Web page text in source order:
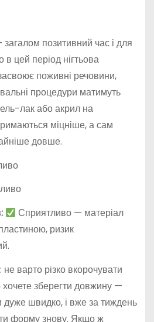
позитивний час і для
в цей період нігтьова
поживні речовини,
процедури матимуть
лак або акрил на
міцніше, а сам
довше.
Сприятливо — матеріал
ризик
варто різко вкорочувати
хочете зберегти довжину —
дуже швидко, і вже за тиждень
форму знову. Якщо ж